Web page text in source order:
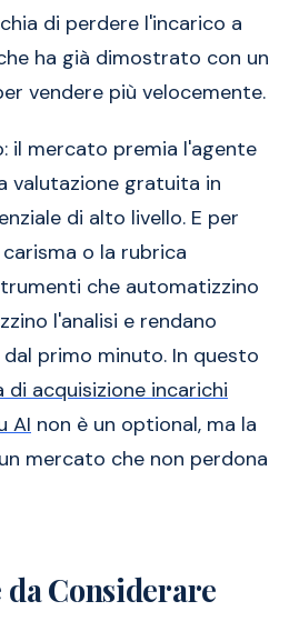
di perdere l'incarico a
ha già dimostrato con un
vendere più velocemente.
il mercato premia l'agente
valutazione gratuita in
di alto livello. E per
o la rubrica
che automatizzino
l'analisi e rendano
primo minuto. In questo
di acquisizione incarichi
AI non è un optional, ma la
mercato che non perdona
Considerare